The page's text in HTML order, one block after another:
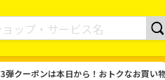
やギフト券に交換できるポイントサイト |
弾クーポンは本日から！おトクなお買い